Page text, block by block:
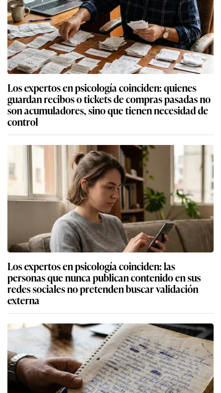
Los expertos en psicología coinciden: quienes
guardan recibos o tickets de compras pasadas no
son acumuladores, sino que tienen necesidad de
control
Los expertos en psicología coinciden: las
personas que nunca publican contenido en sus
redes sociales no pretenden buscar validación
externa